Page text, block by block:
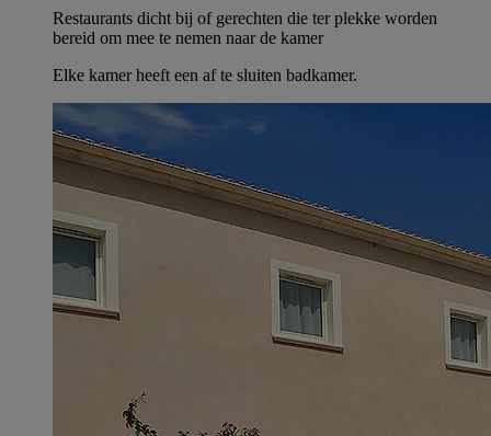
Restaurants dicht bij of gerechten die ter plekke worden
bereid om mee te nemen naar de kamer
Elke kamer heeft een af te sluiten badkamer.